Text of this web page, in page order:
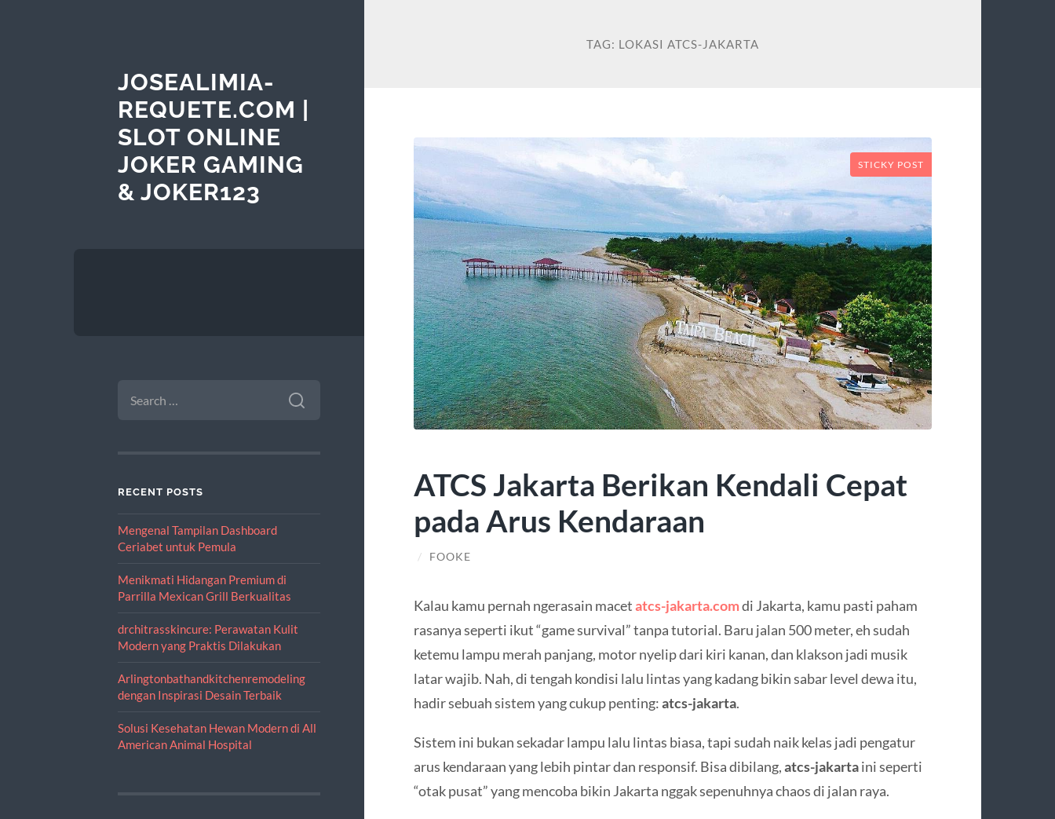
JOSEALIMIA-
REQUETE.COM |
SLOT ONLINE
JOKER GAMING
& JOKER123
FOR:
RECENT POSTS
Mengenal Tampilan Dashboard
Ceriabet untuk Pemula
Menikmati Hidangan Premium di
Parrilla Mexican Grill Berkualitas
drchitrasskincure: Perawatan Kulit
Modern yang Praktis Dilakukan
Arlingtonbathandkitchenremodeling
dengan Inspirasi Desain Terbaik
Solusi Kesehatan Hewan Modern di All
American Animal Hospital
TAG: LOKASI ATCS-JAKARTA
STICKY POST
ATCS Jakarta Berikan Kendali Cepat
pada Arus Kendaraan
/ FOOKE
Kalau kamu pernah ngerasain macetatcs-jakarta.comdi Jakarta, kamu pasti paham
rasanya seperti ikut “game survival” tanpa tutorial. Baru jalan 500 meter, eh sudah
ketemu lampu merah panjang, motor nyelip dari kiri kanan, dan klakson jadi musik
latar wajib. Nah, di tengah kondisi lalu lintas yang kadang bikin sabar level dewa itu,
hadir sebuah sistem yang cukup penting:atcs-jakarta.
Sistem ini bukan sekadar lampu lalu lintas biasa, tapi sudah naik kelas jadi pengatur
arus kendaraan yang lebih pintar dan responsif. Bisa dibilang,atcs-jakartaini seperti
“otak pusat” yang mencoba bikin Jakarta nggak sepenuhnya chaos di jalan raya.